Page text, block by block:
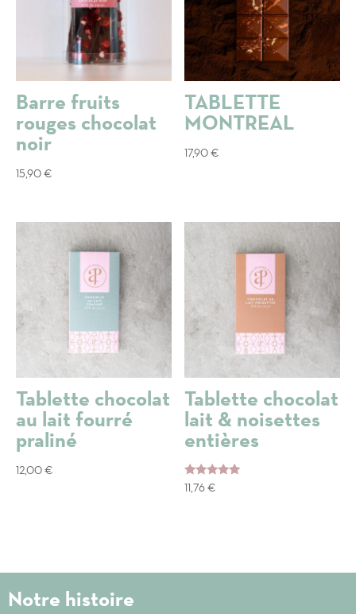
Barre fruits
rouges chocolat
noir
15,90€
TABLETTE
MONTREAL
17,90€
Tablette chocolat
au lait fourré
praliné
12,00€
Tablette chocolat
lait & noisettes
entières
Note
5.00
11,76€
Notre histoire